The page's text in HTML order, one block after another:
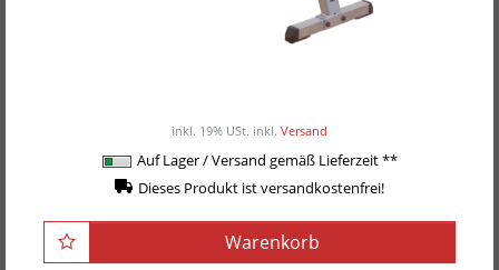
inkl. 19% USt. inkl. Versand
Auf Lager / Versand gemäß Lieferzeit **
Dieses Produkt ist versandkostenfrei!
Warenkorb